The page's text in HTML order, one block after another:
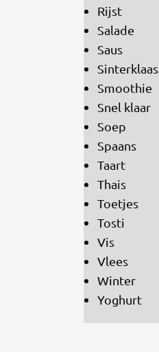
Rijst
Salade
Saus
Sinterklaas
Smoothie
Snel klaar
Soep
Spaans
Taart
Thais
Toetjes
Tosti
Vis
Vlees
Winter
Yoghurt